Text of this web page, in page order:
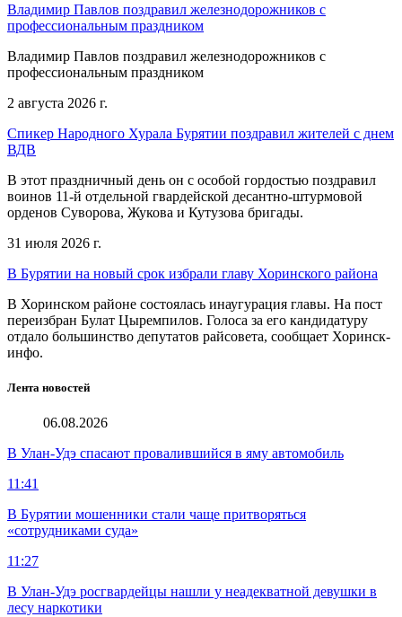
Владимир Павлов поздравил железнодорожников с
профессиональным праздником
Владимир Павлов поздравил железнодорожников с
профессиональным праздником
2 августа 2026 г.
Спикер Народного Хурала Бурятии поздравил жителей с днем
ВДВ
В этот праздничный день он с особой гордостью поздравил
воинов 11-й отдельной гвардейской десантно-штурмовой
орденов Суворова, Жукова и Кутузова бригады.
31 июля 2026 г.
В Бурятии на новый срок избрали главу Хоринского района
В Хоринском районе состоялась инаугурация главы. На пост
переизбран Булат Цыремпилов. Голоса за его кандидатуру
отдало большинство депутатов райсовета, сообщает Хоринск-
инфо.
Лента новостей
06.08.2026
В Улан-Удэ спасают провалившийся в яму автомобиль
11:41
В Бурятии мошенники стали чаще притворяться
«сотрудниками суда»
11:27
В Улан-Удэ росгвардейцы нашли у неадекватной девушки в
лесу наркотики